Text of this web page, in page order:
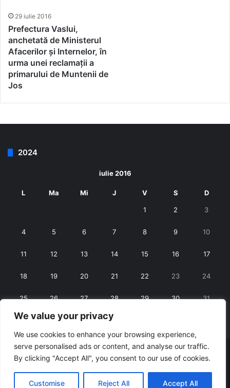
We value your privacy
We use cookies to enhance your browsing experience,
serve personalised ads or content, and analyse our traffic.
By clicking "Accept All", you consent to our use of cookies.
Customise Reject All Accept All
29 iulie 2016
Prefectura Vaslui,
anchetată de Ministerul
Afacerilor și Internelor, în
urma unei reclamații a
primarului de Muntenii de
Jos
2024
iulie 2016
L Ma Mi J V S D
1 2 3
4 5 6 7 8 9 10
11 12 13 14 15 16 17
18 19 20 21 22 23 24
25 26 27 28 29 30 31
« iun. aug. »
© Copyright 2026, All Rights Reserved | RexNet
Facebook